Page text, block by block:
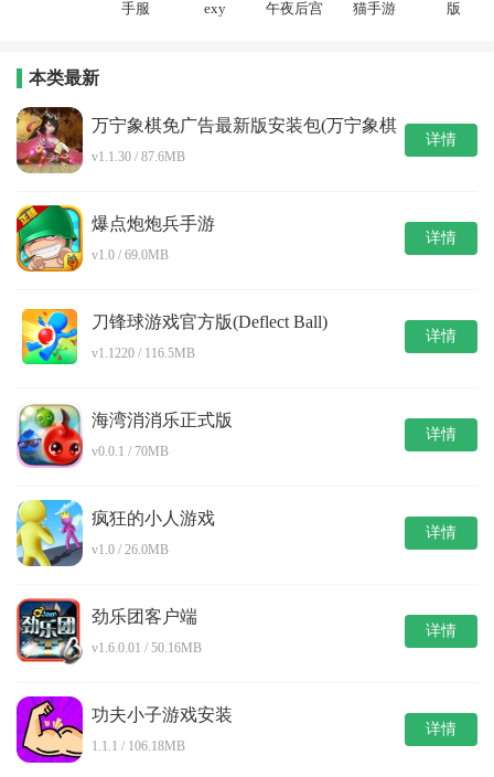
手服
exy
午夜后宫
猫手游
版
本类最新
万宁象棋免广告最新版安装包(万宁象棋
v1.1.30 / 87.6MB
详情
爆点炮炮兵手游
v1.0 / 69.0MB
详情
刀锋球游戏官方版(Deflect Ball)
v1.1220 / 116.5MB
详情
海湾消消乐正式版
v0.0.1 / 70MB
详情
疯狂的小人游戏
v1.0 / 26.0MB
详情
劲乐团客户端
v1.6.0.01 / 50.16MB
详情
功夫小子游戏安装
1.1.1 / 106.18MB
详情